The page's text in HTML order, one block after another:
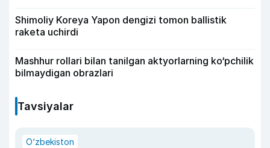
Shimoliy Koreya Yapon dengizi tomon ballistik
raketa uchirdi
Mashhur rollari bilan tanilgan aktyorlarning ko‘pchilik
bilmaydigan obrazlari
Tavsiyalar
O‘zbekiston